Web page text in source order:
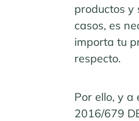
productos y
casos, es
importa tu
respecto.
Por ello, y a
2016/679